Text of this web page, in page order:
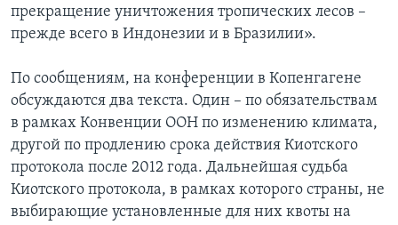
прекращение уничтожения тропических лесов –
прежде всего в Индонезии и в Бразилии».
По сообщениям, на конференции в Копенгагене
обсуждаются два текста. Один – по обязательствам
в рамках Конвенции ООН по изменению климата,
другой по продлению срока действия Киотского
протокола после 2012 года. Дальнейшая судьба
Киотского протокола, в рамках которого страны, не
выбирающие установленные для них квоты на